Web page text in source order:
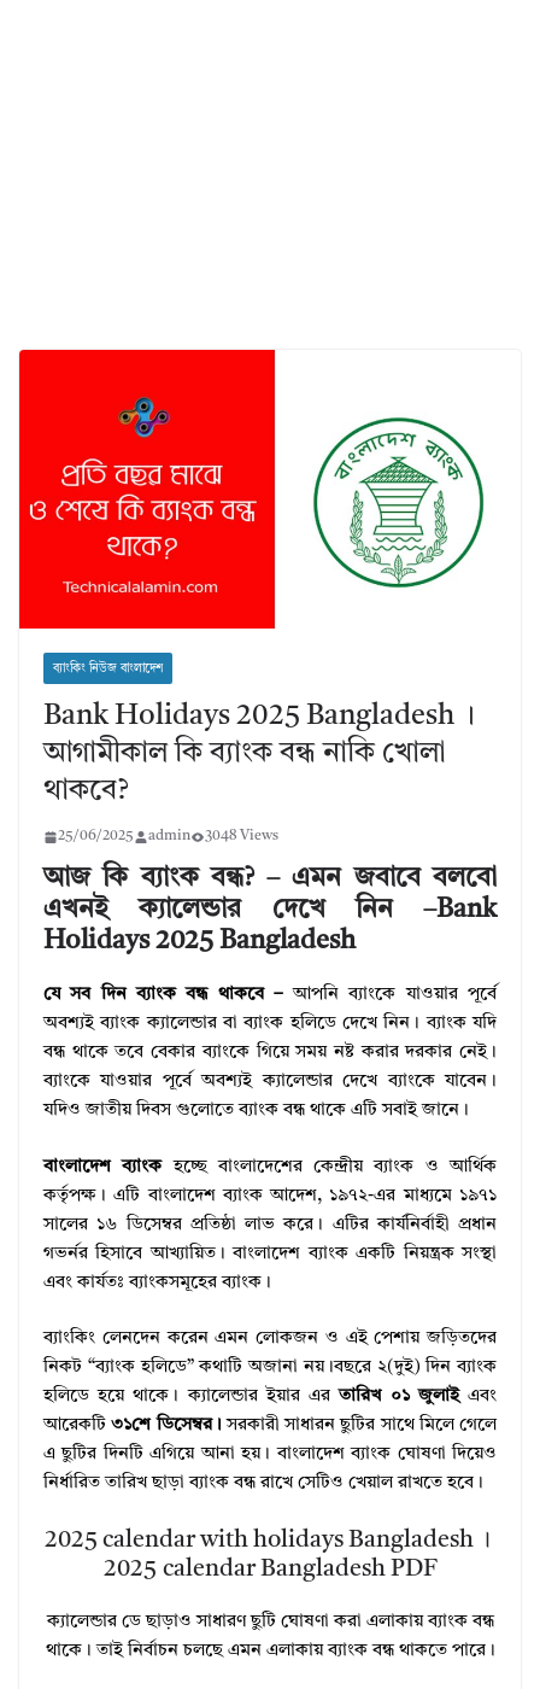
ব্যাংকিং নিউজ বাংলাদেশ
Bank Holidays 2025 Bangladesh ।
আগামীকাল কি ব্যাংক বন্ধ নাকি খোলা
থাকবে?
25/06/2025 admin 3048 Views
আজ কি ব্যাংক বন্ধ? – এমন জবাবে বলবো
এখনই ক্যালেন্ডার দেখে নিন –Bank
Holidays 2025 Bangladesh
যে সব দিন ব্যাংক বন্ধ থাকবে –আপনি ব্যাংকে যাওয়ার পূর্বে
অবশ্যই ব্যাংক ক্যালেন্ডার বা ব্যাংক হলিডে দেখে নিন। ব্যাংক যদি
বন্ধ থাকে তবে বেকার ব্যাংকে গিয়ে সময় নষ্ট করার দরকার নেই।
ব্যাংকে যাওয়ার পূর্বে অবশ্যই ক্যালেন্ডার দেখে ব্যাংকে যাবেন।
যদিও জাতীয় দিবস গুলোতে ব্যাংক বন্ধ থাকে এটি সবাই জানে।
বাংলাদেশ ব্যাংকহচ্ছে বাংলাদেশের কেন্দ্রীয় ব্যাংক ও আর্থিক
কর্তৃপক্ষ। এটি বাংলাদেশ ব্যাংক আদেশ, ১৯৭২-এর মাধ্যমে ১৯৭১
সালের ১৬ ডিসেম্বর প্রতিষ্ঠা লাভ করে। এটির কার্যনির্বাহী প্রধান
গভর্নর হিসাবে আখ্যায়িত। বাংলাদেশ ব্যাংক একটি নিয়ন্ত্রক সংস্থা
এবং কার্যতঃ ব্যাংকসমূহের ব্যাংক।
ব্যাংকিং লেনদেন করেন এমন লোকজন ও এই পেশায় জড়িতদের
নিকট “ব্যাংক হলিডে” কথাটি অজানা নয়।বছরে ২(দুই) দিন ব্যাংক
হলিডে হয়ে থাকে। ক্যালেন্ডার ইয়ার এরতারিখ ০১ জুলাইএবং
আরেকটি৩১শে ডিসেম্বর। সরকারী সাধারন ছুটির সাথে মিলে গেলে
এ ছুটির দিনটি এগিয়ে আনা হয়। বাংলাদেশ ব্যাংক ঘোষণা দিয়েও
নির্ধারিত তারিখ ছাড়া ব্যাংক বন্ধ রাখে সেটিও খেয়াল রাখতে হবে।
2025 calendar with holidays Bangladesh ।
2025 calendar Bangladesh PDF
ক্যালেন্ডার ডে ছাড়াও সাধারণ ছুটি ঘোষণা করা এলাকায় ব্যাংক বন্ধ
থাকে। তাই নির্বাচন চলছে এমন এলাকায় ব্যাংক বন্ধ থাকতে পারে।